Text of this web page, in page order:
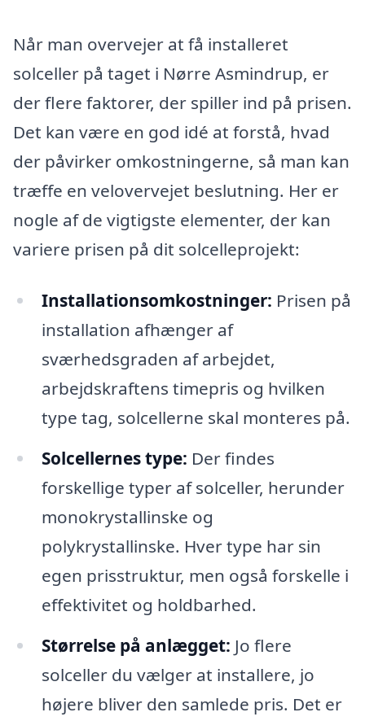
Når man overvejer at få installeret
solceller på taget i Nørre Asmindrup, er
der flere faktorer, der spiller ind på prisen.
Det kan være en god idé at forstå, hvad
der påvirker omkostningerne, så man kan
træffe en velovervejet beslutning. Her er
nogle af de vigtigste elementer, der kan
variere prisen på dit solcelleprojekt:
Installationsomkostninger: Prisen på
installation afhænger af
sværhedsgraden af arbejdet,
arbejdskraftens timepris og hvilken
type tag, solcellerne skal monteres på.
Solcellernes type: Der findes
forskellige typer af solceller, herunder
monokrystallinske og
polykrystallinske. Hver type har sin
egen prisstruktur, men også forskelle i
effektivitet og holdbarhed.
Størrelse på anlægget: Jo flere
solceller du vælger at installere, jo
højere bliver den samlede pris. Det er